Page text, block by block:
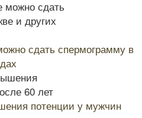
сдать спермограмму в
потенции у мужчин